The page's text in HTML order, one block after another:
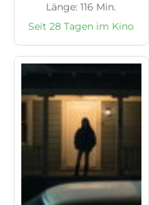
Länge: 116 Min.
Seit 28 Tagen im Kino